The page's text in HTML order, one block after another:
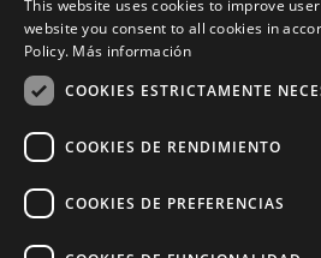
¿Cómo podemos ayudarte?
Devocional diario
Necesito oración
Síguenos en
This website uses cookies to improve
website you consent to all cookies in
Policy. Más información
COOKIES ESTRICTAMENTE
COOKIES DE RENDIMIENTO
COOKIES DE PREFERENCIAS